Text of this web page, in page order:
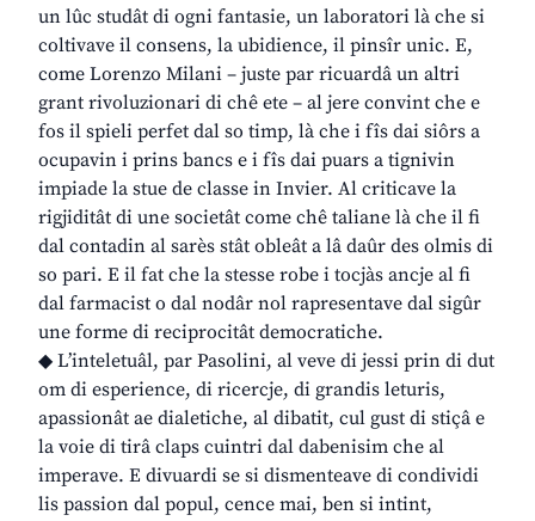
un lûc studât di ogni fantasie, un laboratori là che si
coltivave il consens, la ubidience, il pinsîr unic. E,
come Lorenzo Milani – juste par ricuardâ un altri
grant rivoluzionari di chê ete – al jere convint che e
fos il spieli perfet dal so timp, là che i fîs dai siôrs a
ocupavin i prins bancs e i fîs dai puars a tignivin
impiade la stue de classe in Invier. Al criticave la
rigjiditât di une societât come chê taliane là che il fi
dal contadin al sarès stât obleât a lâ daûr des olmis di
so pari. E il fat che la stesse robe i tocjàs ancje al fi
dal farmacist o dal nodâr nol rapresentave dal sigûr
une forme di reciprocitât democratiche.
◆ L’inteletuâl, par Pasolini, al veve di jessi prin di dut
om di esperience, di ricercje, di grandis leturis,
apassionât ae dialetiche, al dibatit, cul gust di stiçâ e
la voie di tirâ claps cuintri dal dabenisim che al
imperave. E divuardi se si dismenteave di condividi
lis passion dal popul, cence mai, ben si intint,